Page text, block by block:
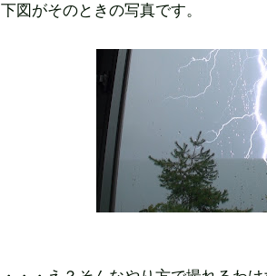
下図がそのときの写真です。